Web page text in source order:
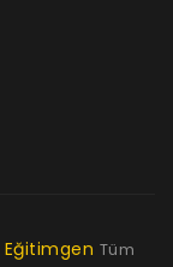
Eğitimgen Tüm